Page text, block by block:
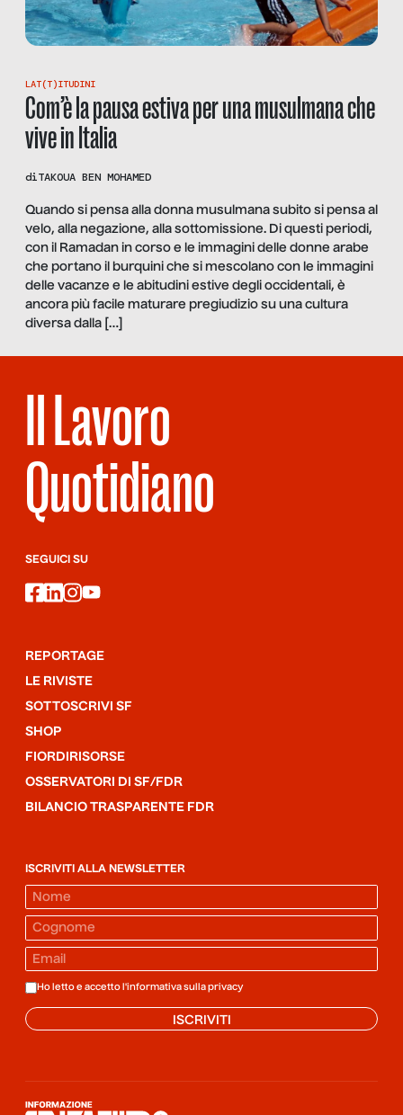
LAT(T)ITUDINI
Com’è la pausa estiva per una musulmana che
vive in Italia
diTAKOUA BEN MOHAMED
Quando si pensa alla donna musulmana subito si pensa al
velo, alla negazione, alla sottomissione. Di questi periodi,
con il Ramadan in corso e le immagini delle donne arabe
che portano il burquini che si mescolano con le immagini
delle vacanze e le abitudini estive degli occidentali, è
ancora più facile maturare pregiudizio su una cultura
diversa dalla […]
Il Lavoro
Quotidiano
SEGUICI SU
facebook
linkedin
instagram
youtube
REPORTAGE
LE RIVISTE
SOTTOSCRIVI SF
SHOP
FIORDIRISORSE
OSSERVATORI DI SF/FDR
BILANCIO TRASPARENTE FDR
ISCRIVITI ALLA NEWSLETTER
Ho letto e accetto l'informativa sulla privacy
ISCRIVITI